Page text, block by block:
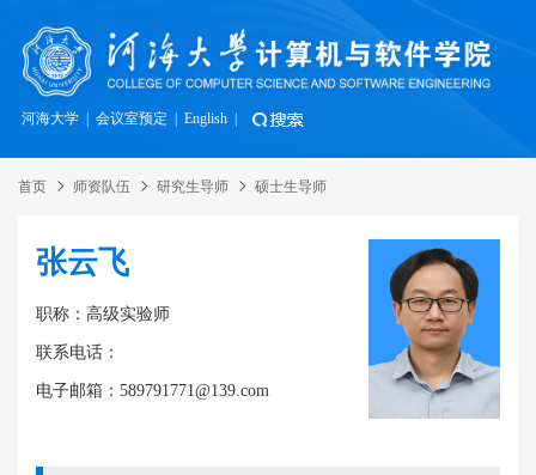
河海大学 会议室预定 English
首页 师资队伍 研究生导师 硕士生导师
张云飞
职称：高级实验师
联系电话：
电子邮箱：589791771@139.com